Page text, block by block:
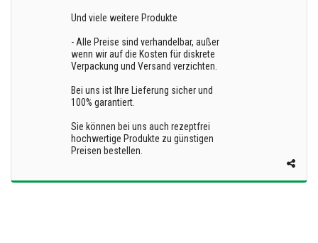
Und viele weitere Produkte
- Alle Preise sind verhandelbar, außer
wenn wir auf die Kosten für diskrete
Verpackung und Versand verzichten.
Bei uns ist Ihre Lieferung sicher und
100% garantiert.
Sie können bei uns auch rezeptfrei
hochwertige Produkte zu günstigen
Preisen bestellen.